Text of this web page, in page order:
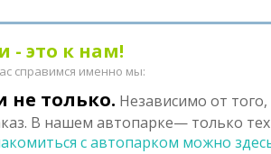
- это к нам!
справимся именно мы:
не только. Независимо от
В нашем автопарке— только
с автопарком можно